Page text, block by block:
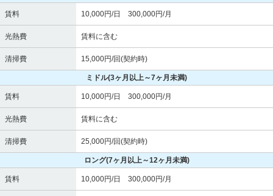
賃料 10,000円/日 300,000円/月
光熱費 賃料に含む
清掃費 15,000円/回(契約時)
ミドル(3ヶ月以上～7ヶ月未満)
賃料 10,000円/日 300,000円/月
光熱費 賃料に含む
清掃費 25,000円/回(契約時)
ロング(7ヶ月以上～12ヶ月未満)
賃料 10,000円/日 300,000円/月